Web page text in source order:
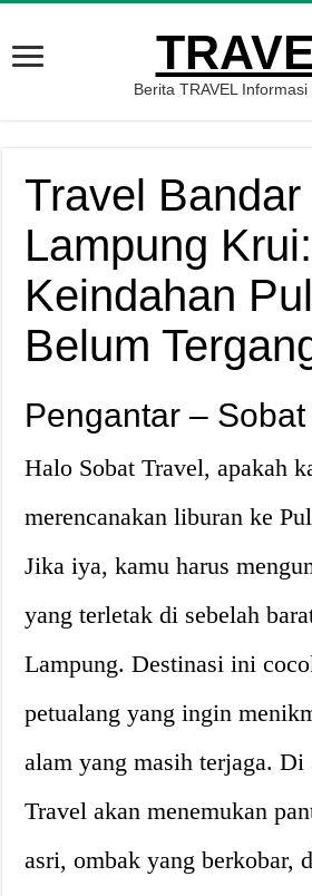
Berita TRAVEL Informasi
Travel Bandar
Lampung Krui:
Keindahan
Belum
Pengantar – Sobat
Halo Sobat Travel, apakah
merencanakan liburan ke
Jika iya, kamu harus
yang terletak di sebelah
Lampung. Destinasi ini
petualang yang ingin
alam yang masih terjaga. Di
Travel akan menemukan
asri, ombak yang berkobar,